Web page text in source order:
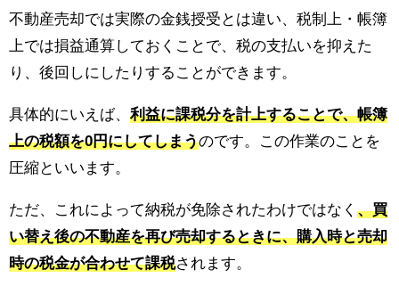
不動産売却では実際の金銭授受とは違い、税制上・帳簿
上では損益通算しておくことで、税の支払いを抑えた
り、後回しにしたりすることができます。
具体的にいえば、 利益に課税分を計上することで、帳簿
上の税額を0円にしてしまうのです。この作業のことを
圧縮といいます。
ただ、これによって納税が免除されたわけではなく 、買
い替え後の不動産を再び売却するときに、購入時と売却
時の税金が合わせて課税されます。